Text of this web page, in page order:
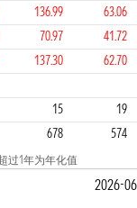
136.99
63.06
70.97
41.72
137.30
62.70
1 2
15
19
678 574
过1年为年化值
2026-06